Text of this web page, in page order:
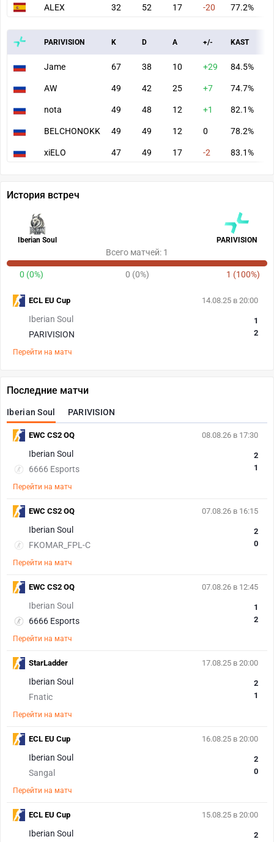
ALEX 32 52 17 -20 77.2%
PARIVISION K D A +/- KAST
Jame 67 38 10 +29 84.5%
AW 49 42 25 +7 74.7%
nota 49 48 12 +1 82.1%
BELCHONOKK 49 49 12 0 78.2%
xiELO 47 49 17 -2 83.1%
История встреч
Iberian Soul PARIVISION
Всего матчей: 1
0 (0%) 0 (0%) 1 (100%)
14.08.25 в 20:00
Iberian Soul
PARIVISION
1
2
Перейти на матч
ECL EU Cup
Последние матчи
Iberian Soul PARIVISION
08.08.26 в 17:30
Iberian Soul
6666 Esports
2
1
Перейти на матч
EWC CS2 OQ
07.08.26 в 16:15
Iberian Soul
FKOMAR_FPL-C
2
0
Перейти на матч
EWC CS2 OQ
07.08.26 в 12:45
Iberian Soul
6666 Esports
1
2
Перейти на матч
EWC CS2 OQ
17.08.25 в 20:00
Iberian Soul
Fnatic
2
1
Перейти на матч
StarLadder
16.08.25 в 20:00
Iberian Soul
Sangal
2
0
Перейти на матч
ECL EU Cup
15.08.25 в 20:00
Iberian Soul 2
ECL EU Cup